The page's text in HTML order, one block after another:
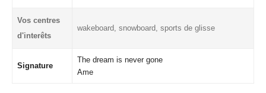
Vos centres
d'interêts
wakeboard, snowboard, sports de glisse
Signature
The dream is never gone
Ame